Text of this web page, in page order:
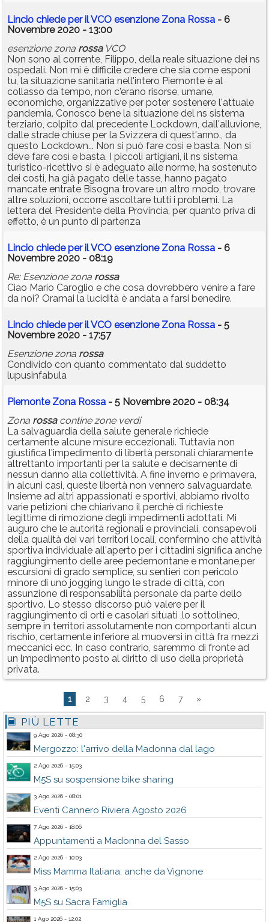
Lincio chiede per il VCO esenzione Zona Rossa - 6
Novembre 2020 - 13:00
esenzione zona rossaVCO
Non sono al corrente, Filippo, della reale situazione dei ns
ospedali. Non mi è difficile credere che sia come esponi
tu, la situazione sanitaria nell'intero Piemonte è al
collasso da tempo, non c'erano risorse, umane,
economiche, organizzative per poter sostenere l'attuale
pandemia. Conosco bene la situazione del ns sistema
terziario, colpito dal precedente Lockdown, dall'alluvione,
dalle strade chiuse per la Svizzera di quest'anno., da
questo Lockdown... Non si può fare così e basta. Non si
deve fare così e basta. I piccoli artigiani, il ns sistema
turistico-ricettivo si è adeguato alle norme, ha sostenuto
dei costi, ha già pagato delle tasse, hanno pagato
mancate entrate Bisogna trovare un altro modo, trovare
altre soluzioni, occorre ascoltare tutti i problemi. La
lettera del Presidente della Provincia, per quanto priva di
effetto, è un punto di partenza
Lincio chiede per il VCO esenzione Zona Rossa - 6
Novembre 2020 - 08:19
Re: Esenzione zona rossa
Ciao Mario Caroglio e che cosa dovrebbero venire a fare
da noi? Oramai la lucidità è andata a farsi benedire.
Lincio chiede per il VCO esenzione Zona Rossa - 5
Novembre 2020 - 17:57
Esenzione zona rossa
Condivido con quanto commentato dal suddetto
lupusinfabula
Piemonte Zona Rossa - 5 Novembre 2020 - 08:34
Zona rossacontine zone verdi
La salvaguardia della salute generale richiede
certamente alcune misure eccezionali. Tuttavia non
giustifica l'impedimento di libertà personali chiaramente
altrettanto importanti per la salute e decisamente di
nessun danno alla collettività. A fine inverno e primavera,
in alcuni casi, queste libertà non vennero salvaguardate.
Insieme ad altri appassionati e sportivi, abbiamo rivolto
varie petizioni che chiarivano il perchè di richieste
legittime di rimozione degli impedimenti adottati. Mi
auguro che le autorità regionali e provinciali, consapevoli
della qualità dei vari territori locali, confermino che attività
sportiva individuale all'aperto per i cittadini significa anche
raggiungimento delle aree pedemontane e montane,per
escursioni di grado semplice, su sentieri con pericolo
minore di uno jogging lungo le strade di città, con
assunzione di responsabilità personale da parte dello
sportivo. Lo stesso discorso può valere per il
raggiungimento di orti e casolari situati ,lo sottolineo,
sempre in territori assolutamente non comportanti alcun
rischio, certamente inferiore al muoversi in città fra mezzi
meccanici ecc. In caso contrario, saremmo di fronte ad
un lmpedimento posto al diritto di uso della proprietà
privata.
1 2 3 4 5 6 7 »
PIÙ LETTE
9 Ago 2026 - 08:30
Mergozzo: l'arrivo della Madonna dal lago
2 Ago 2026 - 15:03
M5S su sospensione bike sharing
3 Ago 2026 - 08:01
Eventi Cannero Riviera Agosto 2026
7 Ago 2026 - 18:06
Appuntamenti a Madonna del Sasso
2 Ago 2026 - 10:03
Miss Mamma Italiana: anche da Vignone
3 Ago 2026 - 15:03
M5S su Sacra Famiglia
1 Ago 2026 - 12:02